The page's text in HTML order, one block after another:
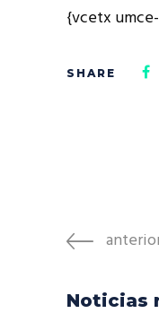
{vcetx
Noticias